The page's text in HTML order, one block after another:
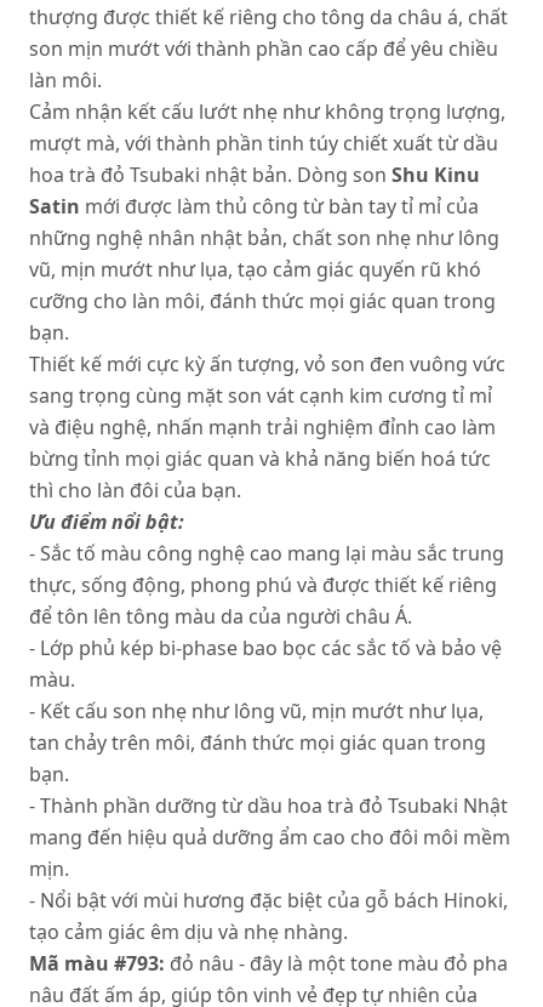
thượng được thiết kế riêng cho tông da châu á, chất
son mịn mướt với thành phần cao cấp để yêu chiều
làn môi.
Cảm nhận kết cấu lướt nhẹ như không trọng lượng,
mượt mà, với thành phần tinh túy chiết xuất từ dầu
hoa trà đỏ Tsubaki nhật bản. Dòng son Shu Kinu
Satin mới được làm thủ công từ bàn tay tỉ mỉ của
những nghệ nhân nhật bản, chất son nhẹ như lông
vũ, mịn mướt như lụa, tạo cảm giác quyến rũ khó
cưỡng cho làn môi, đánh thức mọi giác quan trong
bạn.
Thiết kế mới cực kỳ ấn tượng, vỏ son đen vuông vức
sang trọng cùng mặt son vát cạnh kim cương tỉ mỉ
và điệu nghệ, nhấn mạnh trải nghiệm đỉnh cao làm
bừng tỉnh mọi giác quan và khả năng biến hoá tức
thì cho làn đôi của bạn.
Ưu điểm nổi bật:
- Sắc tố màu công nghệ cao mang lại màu sắc trung
thực, sống động, phong phú và được thiết kế riêng
để tôn lên tông màu da của người châu Á.
- Lớp phủ kép bi-phase bao bọc các sắc tố và bảo vệ
màu.
- Kết cấu son nhẹ như lông vũ, mịn mướt như lụa,
tan chảy trên môi, đánh thức mọi giác quan trong
bạn.
- Thành phần dưỡng từ dầu hoa trà đỏ Tsubaki Nhật
mang đến hiệu quả dưỡng ẩm cao cho đôi môi mềm
mịn.
- Nổi bật với mùi hương đặc biệt của gỗ bách Hinoki,
tạo cảm giác êm dịu và nhẹ nhàng.
Mã màu #793: đỏ nâu - đây là một tone màu đỏ pha
nâu đất ấm áp, giúp tôn vinh vẻ đẹp tự nhiên của